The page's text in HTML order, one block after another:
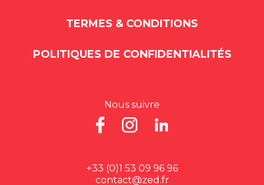
TERMES & CONDITIONS
POLITIQUES DE CONFIDENTIALITÉS
Nous suivre
+33 (0)1 53 09 96 96
contact@zed.fr